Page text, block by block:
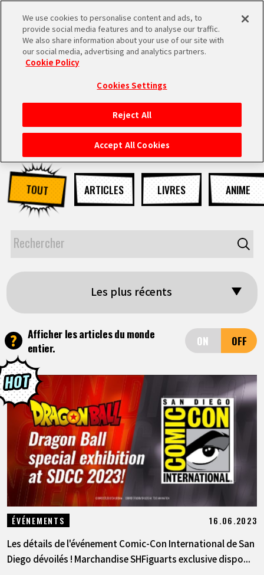
MEN
ACCUEIL
NEWS
À NE PAS MANQUER
VIDÉOS
ARTICLES
LANGUAGE
JP
EN FR DE ES
NEWS
TOUT ARTICLES LIVRES ANIME
Les plus récents
?
Afficher les articles du monde
entier.
ÉVÉNEMENTS 16.06.2023
Les détails de l'événement Comic-Con International de San
Diego dévoilés ! Marchandise SHFiguarts exclusive dispo...
We use cookies to personalise content and ads, to
provide social media features and to analyse our traffic.
We also share information about your use of our site with
our social media, advertising and analytics partners.
Cookie Policy
Cookies Settings
Reject All
Accept All Cookies